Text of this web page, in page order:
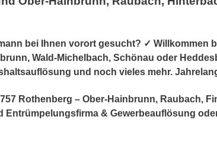
bei Ihnen vorort gesucht? ✓
Wald-Michelbach, Schönau oder
und noch vieles mehr.
Rothenberg – Ober-Hainbrunn, Raubach,
& Gewerbeauflösung